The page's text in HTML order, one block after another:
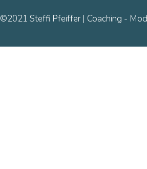
©2021 Steffi Pfeiffer | Coaching -